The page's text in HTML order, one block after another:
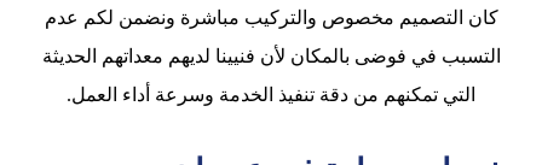
كان التصميم مخصوص والتركيب مباشرة ونضمن لكم عدم
التسبب في فوضى بالمكان لأن فنيينا لديهم معداتهم الحديثة
التي تمكنهم من دقة تنفيذ الخدمة وسرعة أداء العمل.